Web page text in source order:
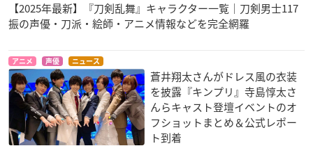
【2025年最新】『刀剣乱舞』キャラクター一覧｜刀剣男士117
振の声優・刀派・絵師・アニメ情報などを完全網羅
アニメ 声優 ニュース
蒼井翔太さんがドレス風の衣装
を披露『キンプリ』寺島惇太さ
んらキャスト登壇イベントのオ
フショットまとめ＆公式レポー
ト到着